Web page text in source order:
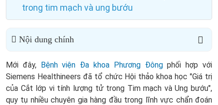
trong tim mạch và ung bướu
Nội dung chính
Mới đây, Bệnh viện Đa khoa Phương Đôngphối hợp với
Siemens Healthineers đã tổ chức Hội thảo khoa học "Giá trị
của Cắt lớp vi tính lượng tử trong Tim mạch và Ung bướu",
quy tụ nhiều chuyên gia hàng đầu trong lĩnh vực chẩn đoán